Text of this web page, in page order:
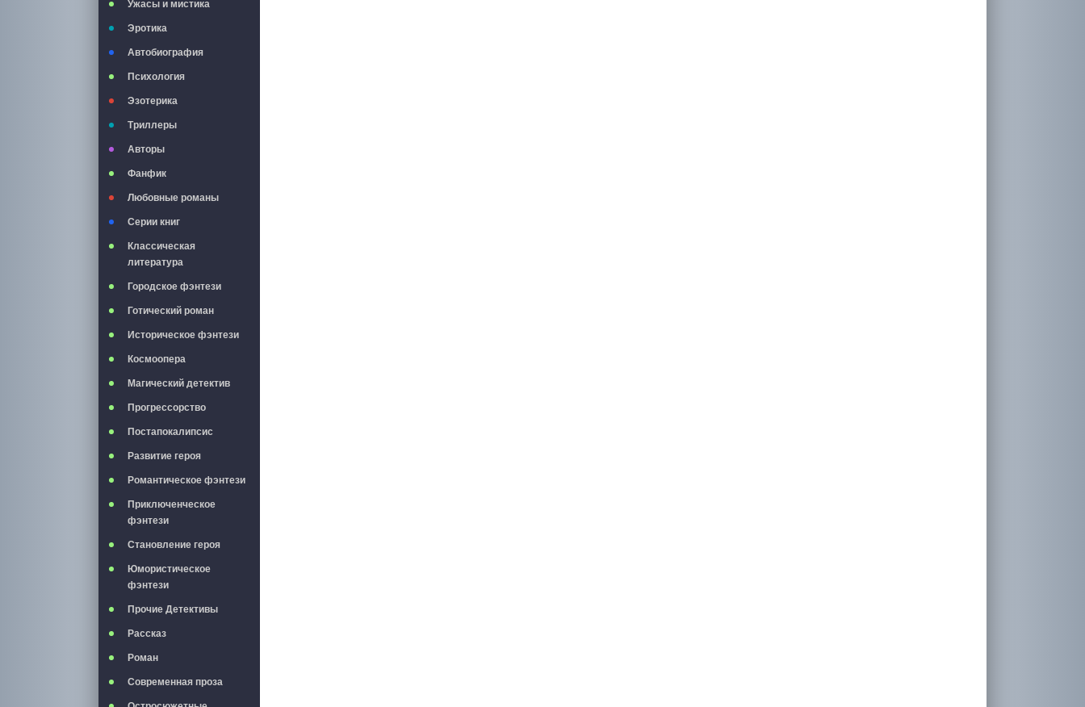
Ужасы и мистика
Эротика
Автобиография
Психология
Эзотерика
Триллеры
Авторы
Фанфик
Любовные романы
Серии книг
Классическая
литература
Городское фэнтези
Готический роман
Историческое фэнтези
Космоопера
Магический детектив
Прогрессорство
Постапокалипсис
Развитие героя
Романтическое фэнтези
Приключенческое
фэнтези
Становление героя
Юмористическое
фэнтези
Прочие Детективы
Рассказ
Роман
Современная проза